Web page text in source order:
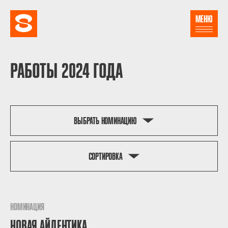
МЕНЮ
РАБОТЫ 2024 ГОДА
ВЫБРАТЬ НОМИНАЦИЮ
СОРТИРОВКА
НОМИНАЦИЯ